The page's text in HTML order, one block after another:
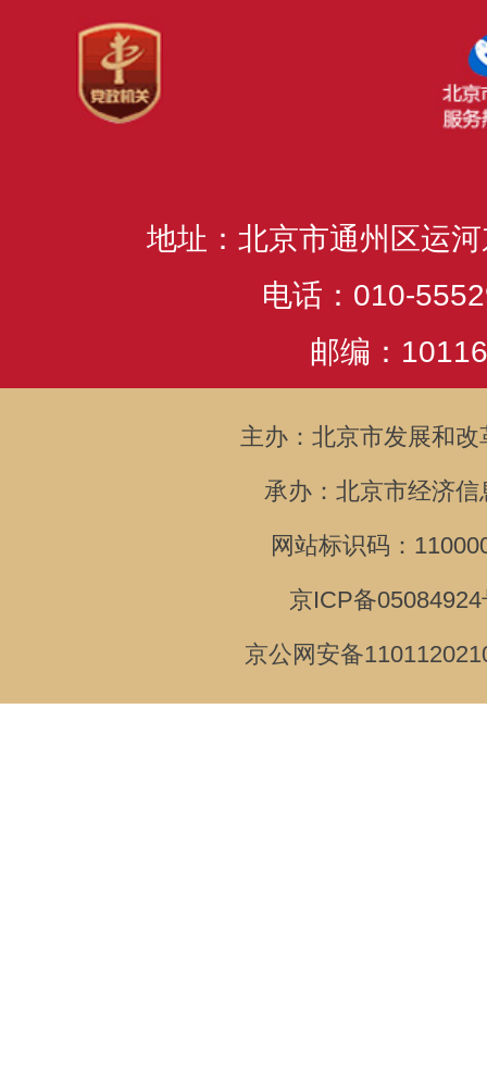
地址：北京市通州区运
电话：010-
邮编：
主办：北京市发展和改
承办：北京市经济信
网站标识码：
京ICP备
京公网安备